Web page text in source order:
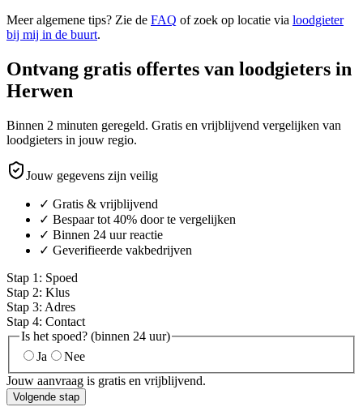
Meer algemene tips? Zie de FAQ of zoek op locatie via loodgieter
bij mij in de buurt.
Ontvang gratis offertes van loodgieters in
Herwen
Binnen 2 minuten geregeld. Gratis en vrijblijvend vergelijken van
loodgieters in jouw regio.
Jouw gegevens zijn veilig
✓ Gratis & vrijblijvend
✓ Bespaar tot 40% door te vergelijken
✓ Binnen 24 uur reactie
✓ Geverifieerde vakbedrijven
Stap 1 : Spoed
Stap 2: Klus
Stap 3: Adres
Stap 4: Contact
Is het spoed? (binnen 24 uur)
Ja
Nee
Jouw aanvraag is gratis en vrijblijvend.
Volgende stap